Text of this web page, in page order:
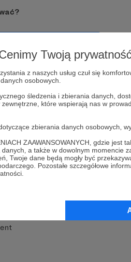
Twoją
z naszych usług czuł się
osobowych.
śledzenia i zbierania danych,
które wspierają nas w
zbierania danych osobowych,
ZAAWANSOWANYCH, gdzie jest
a także w dowolnym momencie
Twoje dane będą mogły być
Pozostałe szczegółowe
MCN Patronite
Suppi.pl